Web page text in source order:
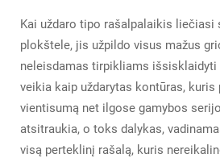
Kai uždaro tipo rašalpalaikis liečiasi
plokštele, jis užpildo visus mažus
neleisdamas tirpikliams
veikia kaip uždarytas kontūras, kuris
vientisumą net ilgose gamybos
atsitraukia, o toks dalykas,
visą perteklinį rašalą, kuris